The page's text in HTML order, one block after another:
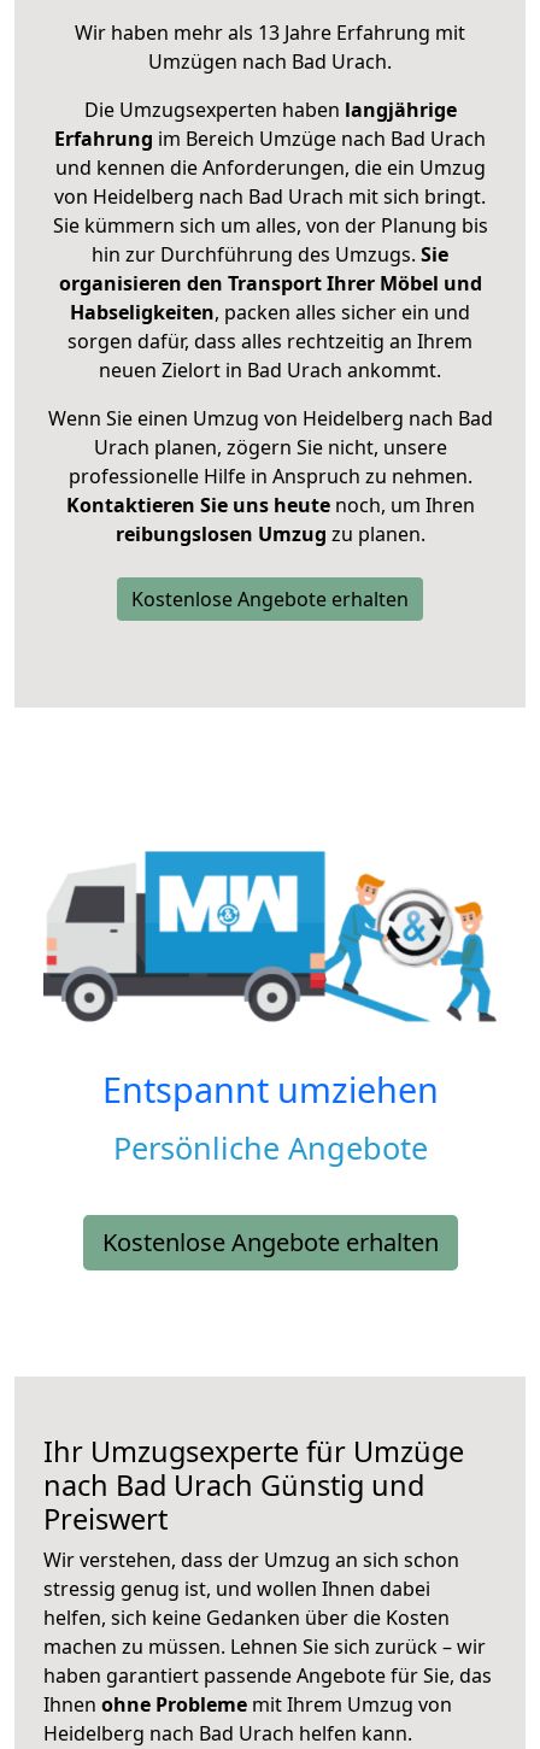
Wir haben mehr als 13 Jahre Erfahrung mit
Umzügen nach Bad Urach.
Die Umzugsexperten haben langjährige
Erfahrung im Bereich Umzüge nach Bad Urach
und kennen die Anforderungen, die ein Umzug
von Heidelberg nach Bad Urach mit sich bringt.
Sie kümmern sich um alles, von der Planung bis
hin zur Durchführung des Umzugs. Sie
organisieren den Transport Ihrer Möbel und
Habseligkeiten, packen alles sicher ein und
sorgen dafür, dass alles rechtzeitig an Ihrem
neuen Zielort in Bad Urach ankommt.
Wenn Sie einen Umzug von Heidelberg nach Bad
Urach planen, zögern Sie nicht, unsere
professionelle Hilfe in Anspruch zu nehmen.
Kontaktieren Sie uns heutenoch, um Ihren
reibungslosen Umzug zu planen.
Kostenlose Angebote erhalten
Entspannt umziehen
Persönliche Angebote
Kostenlose Angebote erhalten
Ihr Umzugsexperte für Umzüge
nach Bad Urach Günstig und
Preiswert
Wir verstehen, dass der Umzug an sich schon
stressig genug ist, und wollen Ihnen dabei
helfen, sich keine Gedanken über die Kosten
machen zu müssen. Lehnen Sie sich zurück – wir
haben garantiert passende Angebote für Sie, das
Ihnen ohne Probleme mit Ihrem Umzug von
Heidelberg nach Bad Urach helfen kann.